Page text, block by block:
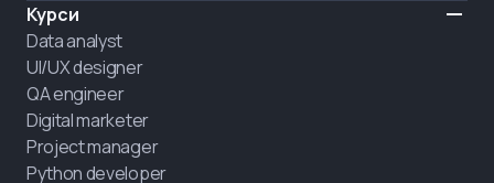
Курси
Data analyst
UI/UX designer
QA engineer
Digital marketer
Project manager
Python developer